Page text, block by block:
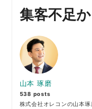
集客不足
山本 琢磨
538 posts
株式会社オレコンの山